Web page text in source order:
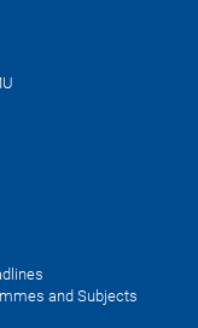
and Subjects